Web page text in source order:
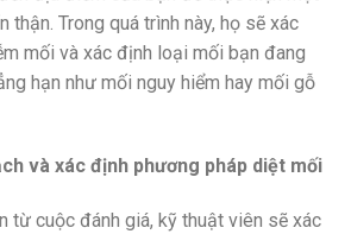
thận. Trong quá trình này, họ sẽ xác
mối và xác định loại mối bạn đang
hạn như mối nguy hiểm hay mối gỗ
và xác định phương pháp diệt mối
từ cuộc đánh giá, kỹ thuật viên sẽ xác